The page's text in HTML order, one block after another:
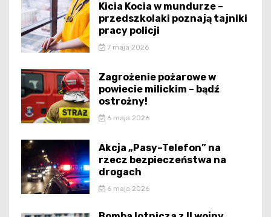
Kicia Kocia w mundurze –
przedszkolaki poznają tajniki
pracy policji
7 maja 2026
Zagrożenie pożarowe w
powiecie milickim – bądź
ostrożny!
6 maja 2026
Akcja „Pasy–Telefon” na
rzecz bezpieczeństwa na
drogach
6 maja 2026